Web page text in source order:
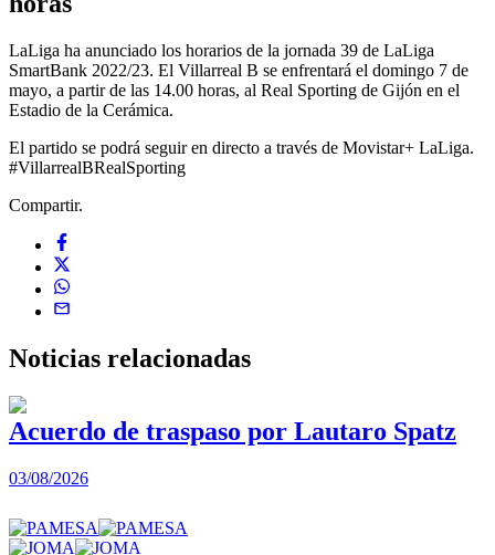
LaLiga ha anunciado los horarios de la jornada 39 de LaLiga
SmartBank 2022/23. El Villarreal B se enfrentará el domingo 7 de
mayo, a partir de las 14.00 horas, al Real Sporting de Gijón en el
Estadio de la Cerámica.
El partido se podrá seguir en directo a través de Movistar+ LaLiga.
#VillarrealBRealSporting
Compartir.
Noticias relacionadas
Acuerdo de traspaso por Lautaro Spatz
03/08/2026